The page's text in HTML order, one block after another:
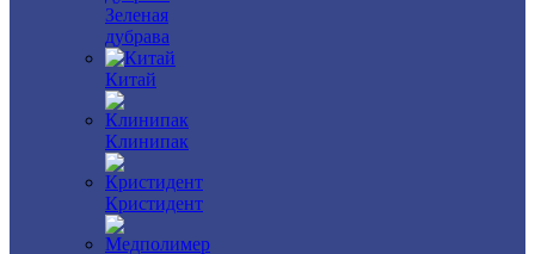
Зеленая
дубрава
Китай
Клинипак
Кристидент